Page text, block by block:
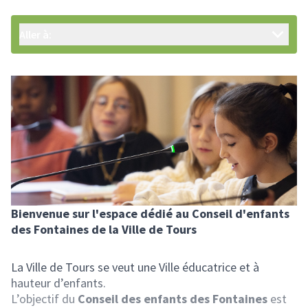
Bienvenue sur l'espace dédié au Conseil d'enfants
des Fontaines de la Ville de Tours
La Ville de Tours se veut une Ville éducatrice et à
hauteur d’enfants.
L’objectif du Conseil des enfants des Fontaines est